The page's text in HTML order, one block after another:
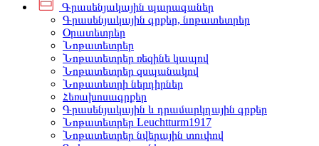
Գրասենյակային պարագաներ
Գրասենյակային գրքեր, նոթատետրեր
Օրատետրեր
Նոթատետրեր
Նոթատետրեր ռեզինե կապով
Նոթատետրեր զսպանակով
Նոթատետրի ներդիրներ
Հեռախոսագրքեր
Գրասենյակային և դրամարկղային գրքեր
Նոթատետրեր Leuchtturm1917
Նոթատետրեր նվերային տուփով